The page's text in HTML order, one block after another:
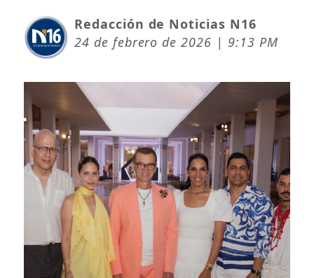
Redacción de Noticias N16
24 de febrero de 2026 | 9:13 PM